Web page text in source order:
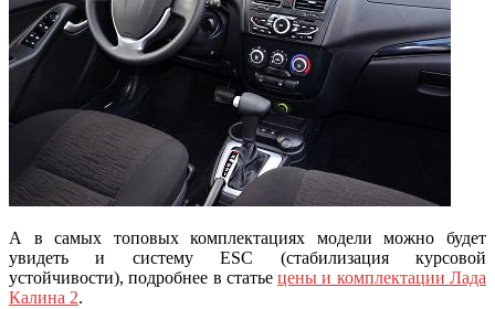
А в самых топовых комплектациях модели можно будет
увидеть и систему ESC (стабилизация курсовой
устойчивости), подробнее в статьецены и комплектации Лада
Калина 2.